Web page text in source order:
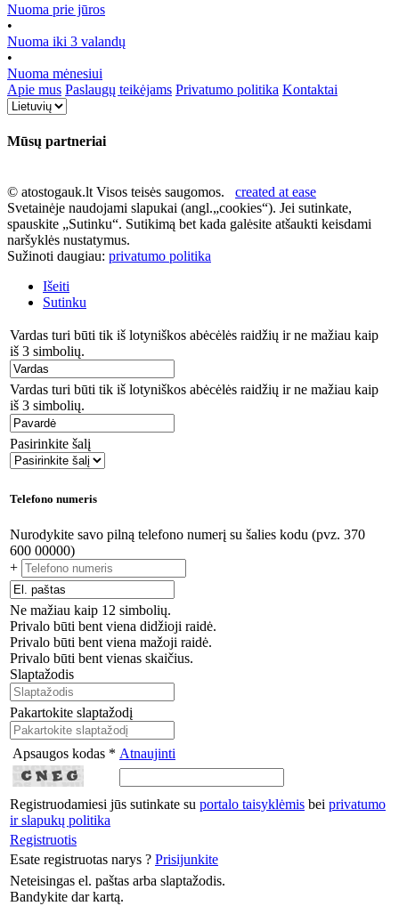
Nuoma prie jūros
•
Nuoma iki 3 valandų
•
Nuoma mėnesiui
Apie mus Paslaugų teikėjams Privatumo politika Kontaktai
Mūsų partneriai
© atostogauk.lt Visos teisės saugomos. created at ease
Svetainėje naudojami slapukai (angl.„cookies“). Jei sutinkate,
spauskite „Sutinku“. Sutikimą bet kada galėsite atšaukti keisdami
naršyklės nustatymus.
Sužinoti daugiau: privatumo politika
Išeiti
Sutinku
Vardas turi būti tik iš lotyniškos abėcėlės raidžių ir ne mažiau kaip
iš 3 simbolių.
Vardas turi būti tik iš lotyniškos abėcėlės raidžių ir ne mažiau kaip
iš 3 simbolių.
Pasirinkite šalį
Telefono numeris
Nurodykite savo pilną telefono numerį su šalies kodu (pvz. 370
600 00000)
+
Ne mažiau kaip 12 simbolių.
Privalo būti bent viena didžioji raidė.
Privalo būti bent viena mažoji raidė.
Privalo būti bent vienas skaičius.
Slaptažodis
Pakartokite slaptažodį
Apsaugos kodas * Atnaujinti
Registruodamiesi jūs sutinkate su portalo taisyklėmis bei privatumo
ir slapukų politika
Registruotis
Esate registruotas narys ? Prisijunkite
Neteisingas el. paštas arba slaptažodis.
Bandykite dar kartą.